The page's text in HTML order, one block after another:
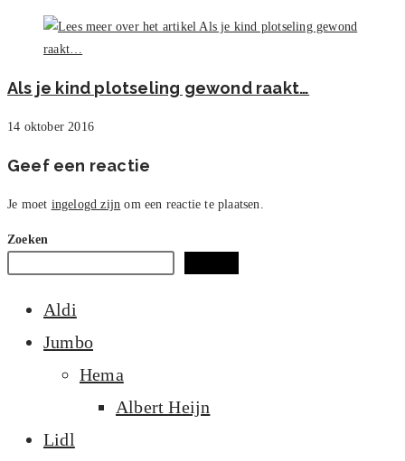
Als je kind plotseling gewond raakt…
14 oktober 2016
Geef een reactie
Je moet ingelogd zijn om een reactie te plaatsen.
Zoeken
Aldi
Jumbo
Hema
Albert Heijn
Lidl